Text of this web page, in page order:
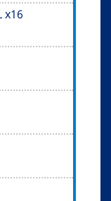
x16